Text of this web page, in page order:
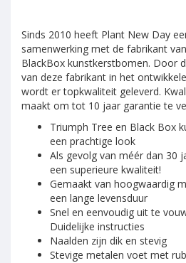
Sinds 2010 heeft Plant New Day
samenwerking met de fabrikant
BlackBox kunstkerstbomen. Door
van deze fabrikant in het
wordt er topkwaliteit geleverd.
maakt om tot 10 jaar garantie te
Triumph Tree en Black Box
een prachtige look
Als gevolg van méér dan 30
een superieure kwaliteit!
Gemaakt van hoogwaardig
een lange levensduur
Snel en eenvoudig uit te
Duidelijke instructies
Naalden zijn dik en stevig
Stevige metalen voet met